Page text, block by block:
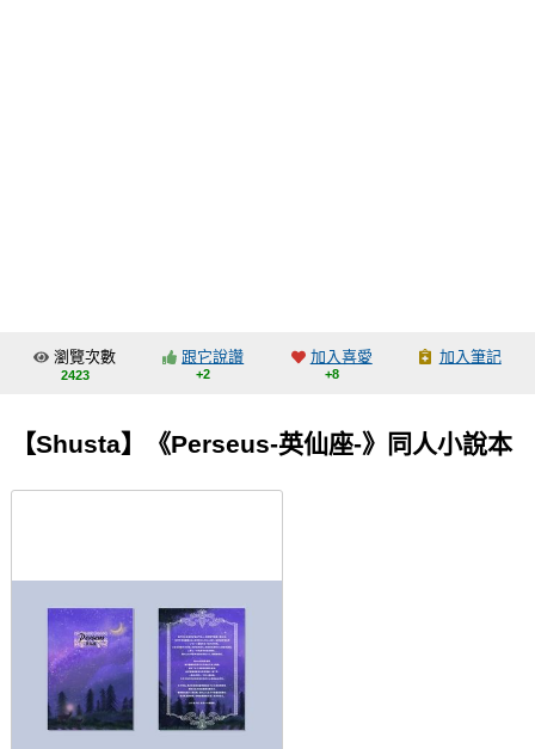
交流中心
會員功能選單
登入
瀏覽次數
2423
跟它說讚
+2
加入喜愛
+8
加入筆記
【Shusta】《Perseus-英仙座-》同人小說本